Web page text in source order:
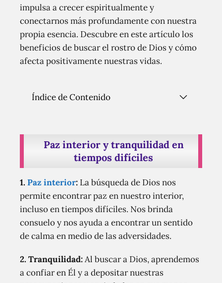
impulsa a crecer espiritualmente y
conectarnos más profundamente con nuestra
propia esencia. Descubre en este artículo los
beneficios de buscar el rostro de Dios y cómo
afecta positivamente nuestras vidas.
Índice de Contenido
Paz interior y tranquilidad en
tiempos difíciles
1.Paz interior: La búsqueda de Dios nos
permite encontrar paz en nuestro interior,
incluso en tiempos difíciles. Nos brinda
consuelo y nos ayuda a encontrar un sentido
de calma en medio de las adversidades.
2. Tranquilidad:Al buscar a Dios, aprendemos
a confiar en Él y a depositar nuestras